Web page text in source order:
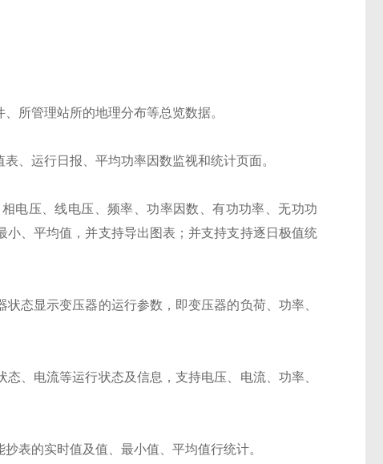
所管理站所的地理分布等总览数据。
、运行日报、平均功率因数监视和统计页面。
电压、线电压、频率、功率因数、有功功率、无功功
、平均值，并支持导出图表；并支持支持逐日极值统
态显示变压器的运行参数，即变压器的负荷、功率、
、电流等运行状态及信息，支持电压、电流、功率、
表的实时值及值、最小值、平均值行统计。